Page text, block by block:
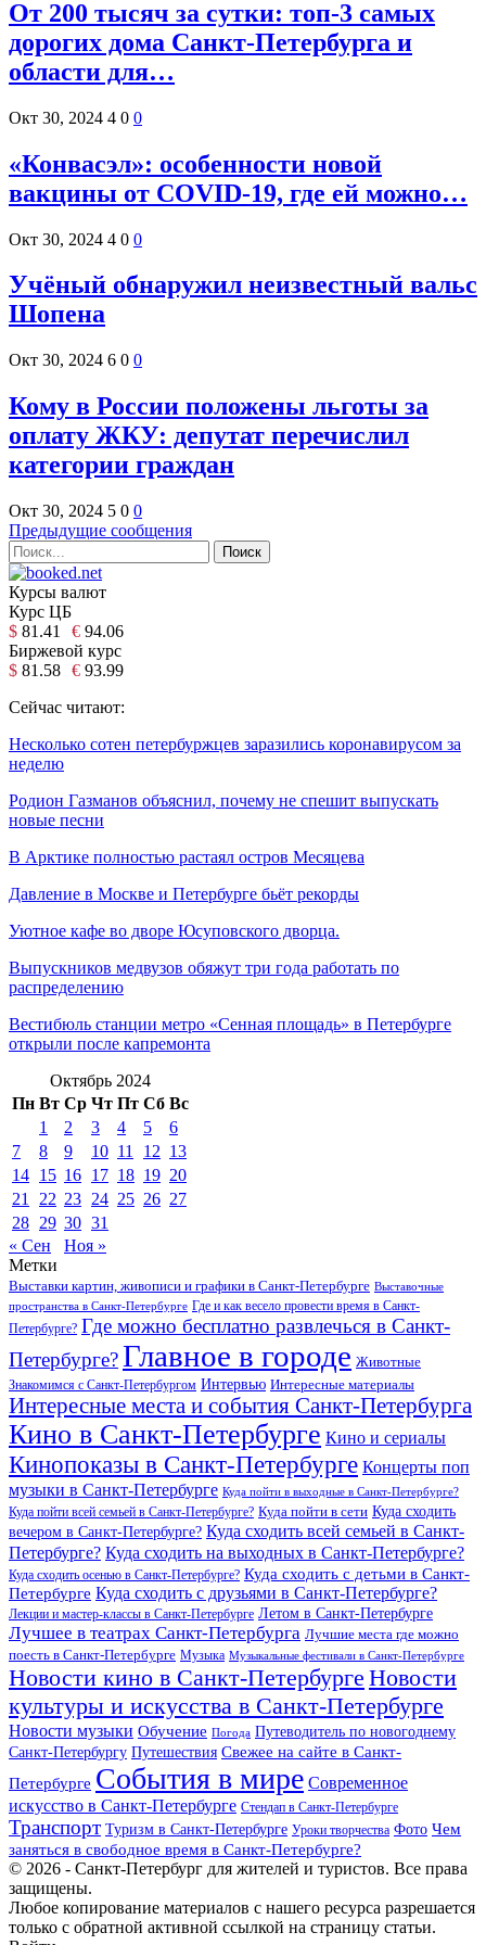
От 200 тысяч за сутки: топ-3 самых
дорогих дома Санкт-Петербурга и
области для…
Окт 30, 2024 4 0 0
«Конвасэл»: особенности новой
вакцины от COVID-19, где ей можно…
Окт 30, 2024 4 0 0
Учёный обнаружил неизвестный вальс
Шопена
Окт 30, 2024 6 0 0
Кому в России положены льготы за
оплату ЖКУ: депутат перечислил
категории граждан
Окт 30, 2024 5 0 0
Предыдущие сообщения
Курсы валют
Курс ЦБ
$ 81.41 € 94.06
Биржевой курс
$ 81.58 € 93.99
Сейчас читают:
Несколько сотен петербуржцев заразились коронавирусом за
неделю
Родион Газманов объяснил, почему не спешит выпускать
новые песни
В Арктике полностью растаял остров Месяцева
Давление в Москве и Петербурге бьёт рекорды
Уютное кафе во дворе Юсуповского дворца.
Выпускников медвузов обяжут три года работать по
распределению
Вестибюль станции метро «Сенная площадь» в Петербурге
открыли после капремонта
Октябрь 2024
Пн Вт Ср Чт Пт Сб Вс
1
2 3 4 5
6
7
8 9 10 11 12 13
14 15 16 17 18 19 20
21
22 23 24 25 26 27
28 29 30 31
« Сен
Ноя »
Метки
Выставки картин, живописи и графики в Санкт-Петербурге Выставочные
пространства в Санкт-Петербурге Где и как весело провести время в Санкт-
Петербурге? Где можно бесплатно развлечься в Санкт-
Петербурге?Главное в городе Животные
Знакомимся с Санкт-Петербургом Интервью Интересные материалы
Интересные места и события Санкт-Петербурга
Кино в Санкт-Петербурге Кино и сериалы
Кинопоказы в Санкт-Петербурге Концерты поп
музыки в Санкт-Петербурге Куда пойти в выходные в Санкт-Петербурге?
Куда пойти всей семьей в Санкт-Петербурге? Куда пойти в сети Куда сходить
вечером в Санкт-Петербурге? Куда сходить всей семьей в Санкт-
Петербурге? Куда сходить на выходных в Санкт-Петербурге?
Куда сходить осенью в Санкт-Петербурге? Куда сходить с детьми в Санкт-
Петербурге Куда сходить с друзьями в Санкт-Петербурге?
Лекции и мастер-классы в Санкт-Петербурге Летом в Санкт-Петербурге
Лучшее в театрах Санкт-Петербурга Лучшие места где можно
поесть в Санкт-Петербурге Музыка Музыкальные фестивали в Санкт-Петербурге
Новости кино в Санкт-Петербурге Новости
культуры и искусства в Санкт-Петербурге
Новости музыки Обучение Погода Путеводитель по новогоднему
Санкт-Петербургу Путешествия Свежее на сайте в Санкт-
Петербурге События в мире Современное
искусство в Санкт-Петербурге Стендап в Санкт-Петербурге
Транспорт Туризм в Санкт-Петербурге Уроки творчества Фото Чем
заняться в свободное время в Санкт-Петербурге?
© 2026 - Санкт-Петербург для жителей и туристов. Все права
защищены.
Любое копирование материалов с нашего ресурса разрешается
только с обратной активной ссылкой на страницу статьи.